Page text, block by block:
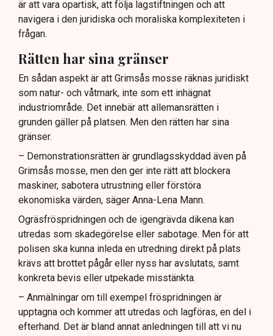
är att vara opartisk, att följa lagstiftningen och att
navigera i den juridiska och moraliska komplexiteten i
frågan.
Rätten har sina gränser
En sådan aspekt är att Grimsås mosse räknas juridiskt
som natur- och våtmark, inte som ett inhägnat
industriområde. Det innebär att allemansrätten i
grunden gäller på platsen. Men den rätten har sina
gränser.
– Demonstrationsrätten är grundlagsskyddad även på
Grimsås mosse, men den ger inte rätt att blockera
maskiner, sabotera utrustning eller förstöra
ekonomiska värden, säger Anna-Lena Mann.
Ogräsfröspridningen och de igengrävda dikena kan
utredas som skadegörelse eller sabotage. Men för att
polisen ska kunna inleda en utredning direkt på plats
krävs att brottet pågår eller nyss har avslutats, samt
konkreta bevis eller utpekade misstänkta.
– Anmälningar om till exempel fröspridningen är
upptagna och kommer att utredas och lagföras, en del i
efterhand. Det är bland annat anledningen till att vi nu